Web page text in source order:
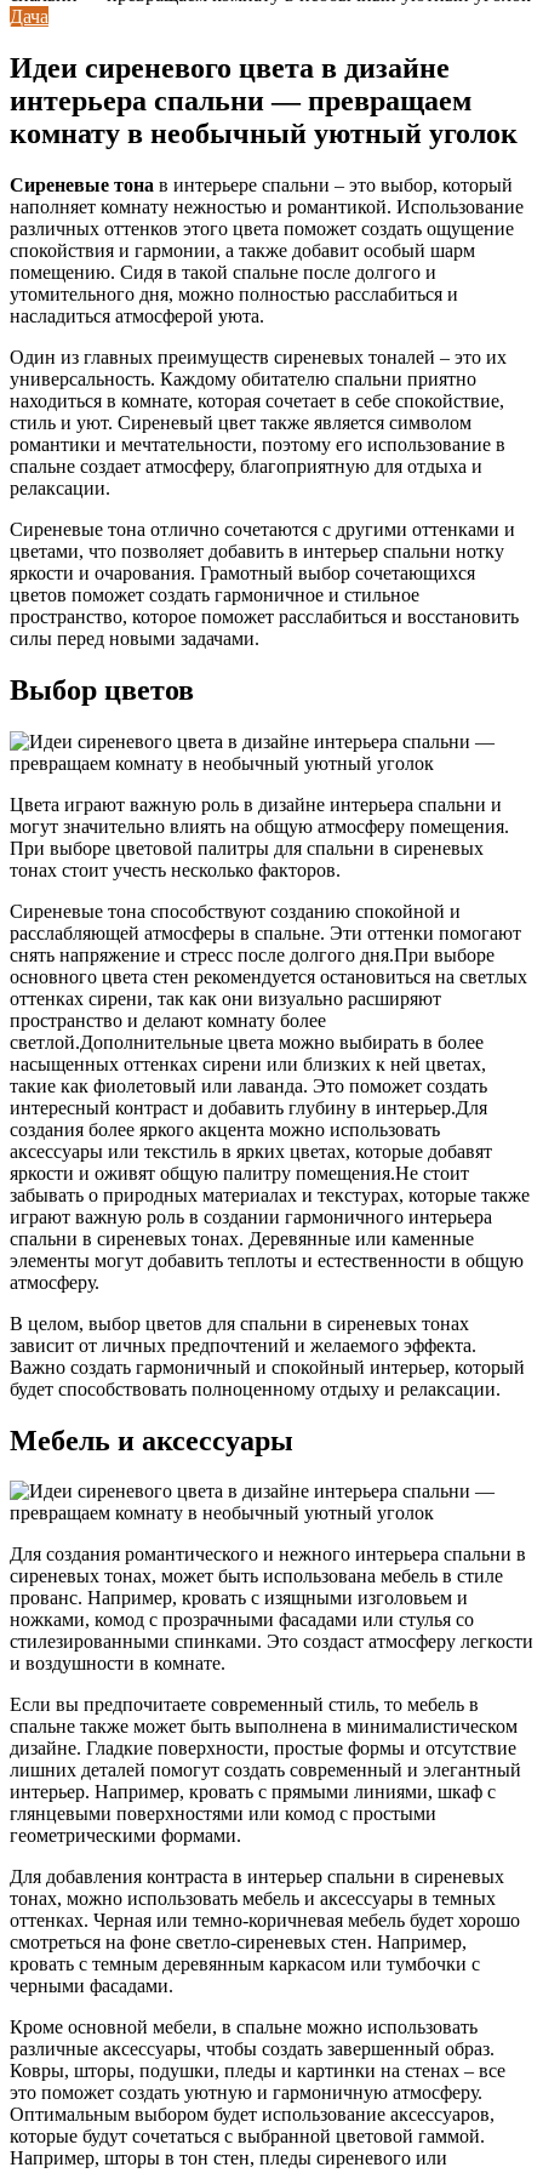
Дача
Идеи сиреневого цвета в дизайне
интерьера спальни — превращаем
комнату в необычный уютный уголок
Сиреневые тона в интерьере спальни – это выбор, который
наполняет комнату нежностью и романтикой. Использование
различных оттенков этого цвета поможет создать ощущение
спокойствия и гармонии, а также добавит особый шарм
помещению. Сидя в такой спальне после долгого и
утомительного дня, можно полностью расслабиться и
насладиться атмосферой уюта.
Один из главных преимуществ сиреневых тоналей – это их
универсальность. Каждому обитателю спальни приятно
находиться в комнате, которая сочетает в себе спокойствие,
стиль и уют. Сиреневый цвет также является символом
романтики и мечтательности, поэтому его использование в
спальне создает атмосферу, благоприятную для отдыха и
релаксации.
Сиреневые тона отлично сочетаются с другими оттенками и
цветами, что позволяет добавить в интерьер спальни нотку
яркости и очарования. Грамотный выбор сочетающихся
цветов поможет создать гармоничное и стильное
пространство, которое поможет расслабиться и восстановить
силы перед новыми задачами.
Выбор цветов
Цвета играют важную роль в дизайне интерьера спальни и
могут значительно влиять на общую атмосферу помещения.
При выборе цветовой палитры для спальни в сиреневых
тонах стоит учесть несколько факторов.
Сиреневые тона способствуют созданию спокойной и
расслабляющей атмосферы в спальне. Эти оттенки помогают
снять напряжение и стресс после долгого дня.При выборе
основного цвета стен рекомендуется остановиться на светлых
оттенках сирени, так как они визуально расширяют
пространство и делают комнату более
светлой.Дополнительные цвета можно выбирать в более
насыщенных оттенках сирени или близких к ней цветах,
такие как фиолетовый или лаванда. Это поможет создать
интересный контраст и добавить глубину в интерьер.Для
создания более яркого акцента можно использовать
аксессуары или текстиль в ярких цветах, которые добавят
яркости и оживят общую палитру помещения.Не стоит
забывать о природных материалах и текстурах, которые также
играют важную роль в создании гармоничного интерьера
спальни в сиреневых тонах. Деревянные или каменные
элементы могут добавить теплоты и естественности в общую
атмосферу.
В целом, выбор цветов для спальни в сиреневых тонах
зависит от личных предпочтений и желаемого эффекта.
Важно создать гармоничный и спокойный интерьер, который
будет способствовать полноценному отдыху и релаксации.
Мебель и аксессуары
Для создания романтического и нежного интерьера спальни в
сиреневых тонах, может быть использована мебель в стиле
прованс. Например, кровать с изящными изголовьем и
ножками, комод с прозрачными фасадами или стулья со
стилезированными спинками. Это создаст атмосферу легкости
и воздушности в комнате.
Если вы предпочитаете современный стиль, то мебель в
спальне также может быть выполнена в минималистическом
дизайне. Гладкие поверхности, простые формы и отсутствие
лишних деталей помогут создать современный и элегантный
интерьер. Например, кровать с прямыми линиями, шкаф с
глянцевыми поверхностями или комод с простыми
геометрическими формами.
Для добавления контраста в интерьер спальни в сиреневых
тонах, можно использовать мебель и аксессуары в темных
оттенках. Черная или темно-коричневая мебель будет хорошо
смотреться на фоне светло-сиреневых стен. Например,
кровать с темным деревянным каркасом или тумбочки с
черными фасадами.
Кроме основной мебели, в спальне можно использовать
различные аксессуары, чтобы создать завершенный образ.
Ковры, шторы, подушки, пледы и картинки на стенах – все
это поможет создать уютную и гармоничную атмосферу.
Оптимальным выбором будет использование аксессуаров,
которые будут сочетаться с выбранной цветовой гаммой.
Например, шторы в тон стен, пледы сиреневого или